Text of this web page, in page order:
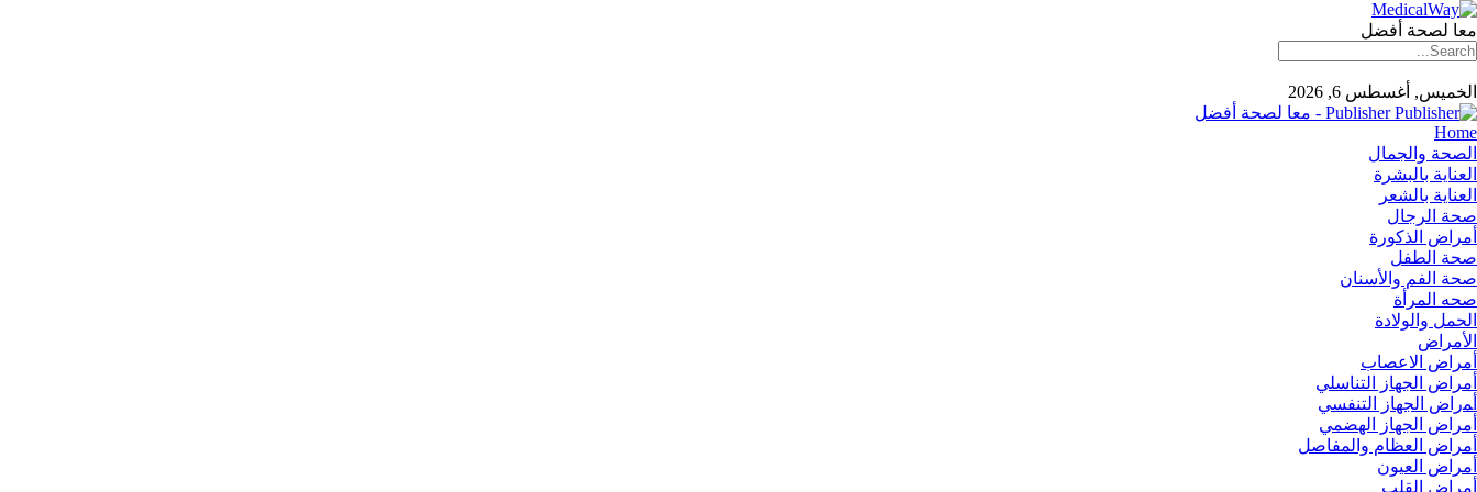
معا لصحة أفضل
الخميس, أغسطس 6, 2026
Publisher - معا لصحة أفضل
Home
الصحة والجمال
العناية بالبشرة
العناية بالشعر
صحة الرجال
أمراض الذكورة
صحة الطفل
صحة الفم والأسنان
صحه المرأة
الحمل والولادة
الأمراض
أمراض الاعصاب
أمراض الجهاز التناسلي
أﻤراض اﻟﺠﻬﺎز اﻟﺘﻨﻔﺴﻲ
أمراض الجهاز الهضمي
أمراض العظام والمفاصل
أمراض العيون
أمراض القلب